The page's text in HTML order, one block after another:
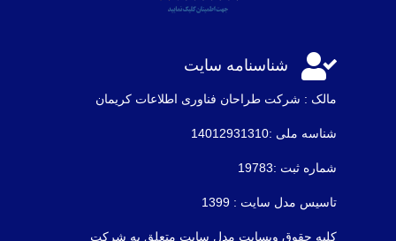
 شناسنامه سایت
مالک : شرکت طراحان فناوری اطلاعات كريمان
شناسه ملی :14012931310
شماره ثبت :19783
تاسیس مدل سایت : 1399
کلیه حقوق وبسایت مدل سایت متعلق به شرکت